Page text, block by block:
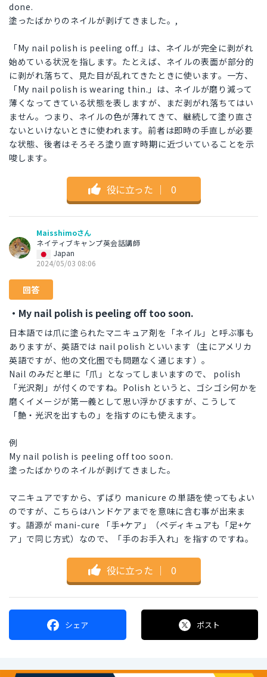
done.
塗ったばかりのネイルが剥げてきました。,
「My nail polish is peeling off.」は、ネイルが完全に剥がれ
始めている状況を指します。たとえば、ネイルの表面が部分的
に剥がれ落ちて、見た目が乱れてきたときに使います。一方、
「My nail polish is wearing thin.」は、ネイルが磨り減って
薄くなってきている状態を表しますが、まだ剥がれ落ちてはい
ません。つまり、ネイルの色が薄れてきて、継続して塗り直さ
ないといけないときに使われます。前者は即時の手直しが必要
な状態、後者はそろそろ塗り直す時期に近づいていることを示
唆します。
役に立った ｜ 0
Maisshimoさん
ネイティブキャンプ英会話講師
Japan
2024/05/03 08:06
回答
・My nail polish is peeling off too soon.
日本語では爪に塗られたマニキュア剤を「ネイル」と呼ぶ事も
ありますが、英語では nail polish といいます（主にアメリカ
英語ですが、他の文化圏でも問題なく通じます）。
Nail のみだと単に「爪」となってしまいますので、 polish
「光沢剤」が付くのですね。Polish というと、ゴシゴシ何かを
磨くイメージが第一義として思い浮かびますが、こうして
「艶・光沢を出すもの」を指すのにも使えます。
例
My nail polish is peeling off too soon.
塗ったばかりのネイルが剥げてきました。
マニキュアですから、ずばり manicure の単語を使ってもよい
のですが、こちらはハンドケアまでを意味に含む事が出来ま
す。語源が mani-cure 「手+ケア」（ペディキュアも「足+ケ
ア」で同じ方式）なので、「手のお手入れ」を指すのですね。
役に立った ｜ 0
シェア ポスト